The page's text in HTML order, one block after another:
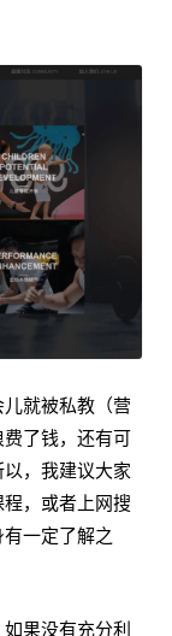
就被私教（营
了钱，还有可
，我建议大家
，或者上网搜
一定了解之
果没有充分利